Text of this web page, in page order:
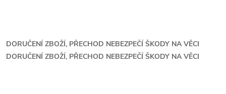
DORUČENÍ ZBOŽÍ, PŘECHOD NEBEZPEČÍ ŠKODY NA VĚCI
DORUČENÍ ZBOŽÍ, PŘECHOD NEBEZPEČÍ ŠKODY NA VĚCI